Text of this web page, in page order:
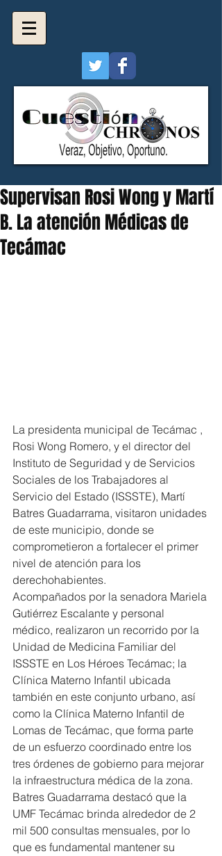
Supervisan Rosi Wong y Martí
B. La atención Médicas de
Tecámac
La presidenta municipal de Tecámac ,
Rosi Wong Romero, y el director del
Instituto de Seguridad y de Servicios
Sociales de los Trabajadores al
Servicio del Estado (ISSSTE), Martí
Batres Guadarrama, visitaron unidades
de este municipio, donde se
comprometieron a fortalecer el primer
nivel de atención para los
derechohabientes.
Acompañados por la senadora Mariela
Gutiérrez Escalante y personal
médico, realizaron un recorrido por la
Unidad de Medicina Familiar del
ISSSTE en Los Héroes Tecámac; la
Clínica Materno Infantil ubicada
también en este conjunto urbano, así
como la Clínica Materno Infantil de
Lomas de Tecámac, que forma parte
de un esfuerzo coordinado entre los
tres órdenes de gobierno para mejorar
la infraestructura médica de la zona.
Batres Guadarrama destacó que la
UMF Tecámac brinda alrededor de 2
mil 500 consultas mensuales, por lo
que es fundamental mantener su